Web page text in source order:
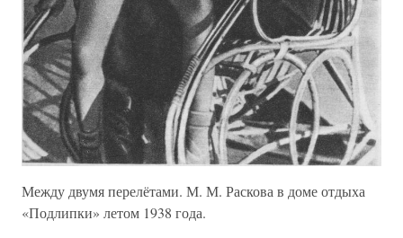
Между двумя перелётами. М. М. Раскова в доме отдыха
«Подлипки» летом 1938 года.